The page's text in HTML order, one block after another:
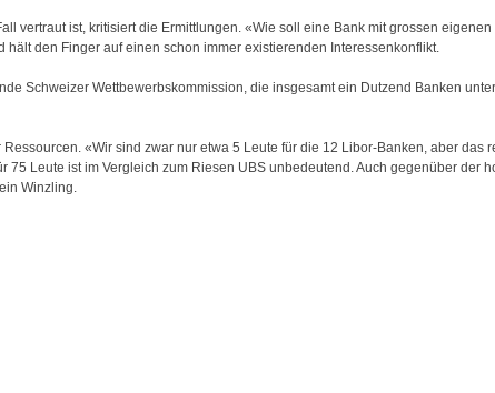
vertraut ist, kritisiert die Ermittlungen. «Wie soll eine Bank mit grossen
den Finger auf einen schon immer existierenden Interessenkonflikt.
Schweizer Wettbewerbskommission, die insgesamt ein Dutzend Banken
«Wir sind zwar nur etwa 5 Leute für die 12 Libor-Banken, aber das
75 Leute ist im Vergleich zum Riesen UBS unbedeutend. Auch gegenüber der
Winzling.